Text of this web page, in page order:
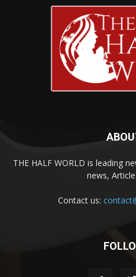
THE HALF WORLD is leading
news,
Contact us: